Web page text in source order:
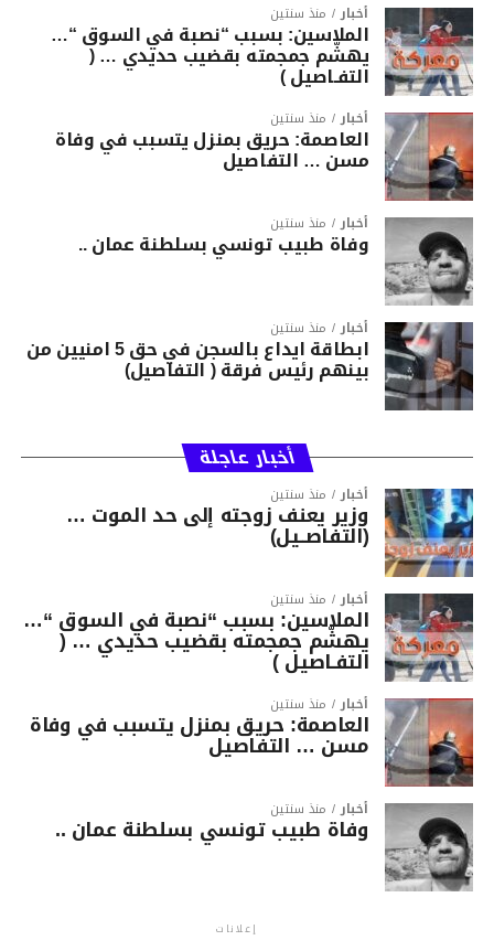
أخبار منذ سنتين
الملاسين: بسبب “نصبة في السوق “…
يهشّم جمجمته بقضيب حديدي … (
التفـاصيل )
أخبار منذ سنتين
العاصمة: حريق بمنزل يتسبب في وفاة
مسن … التفاصيل
أخبار منذ سنتين
وفاة طبيب تونسي بسلطنة عمان ..
أخبار منذ سنتين
ابطاقة ايداع بالسجن في حق 5 امنيين من
بينهم رئيس فرقة ( التفاصيل)
أخبار عاجلة
أخبار منذ سنتين
وزير يعنف زوجته إلى حد الموت …
(التفاصــيل)
أخبار منذ سنتين
الملاسين: بسبب “نصبة في السوق “…
يهشّم جمجمته بقضيب حديدي … (
التفـاصيل )
أخبار منذ سنتين
العاصمة: حريق بمنزل يتسبب في وفاة
مسن … التفاصيل
أخبار منذ سنتين
وفاة طبيب تونسي بسلطنة عمان ..
إعلانات